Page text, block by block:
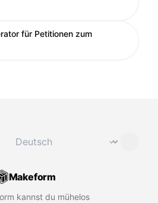
für Petitionen zum
⌄
Makeform
kannst du mühelos